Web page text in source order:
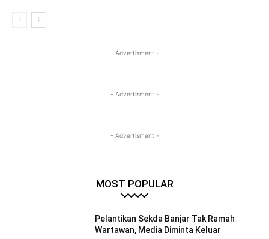
- Advertisment -
- Advertisment -
- Advertisment -
MOST POPULAR
Pelantikan Sekda Banjar Tak Ramah
Wartawan, Media Diminta Keluar